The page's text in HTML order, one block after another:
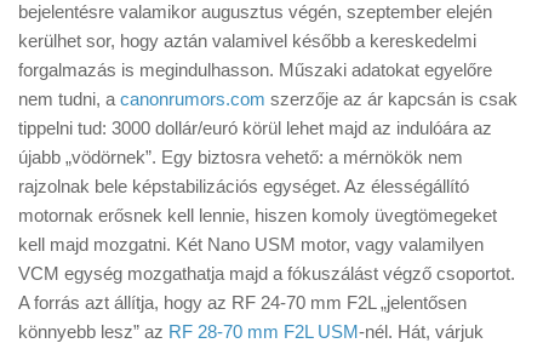
Helyszíni Riport
E-BB
bejelentésre valamikor augusztus végén, szeptember elején
kerülhet sor, hogy aztán valamivel később a kereskedelmi
forgalmazás is megindulhasson. Műszaki adatokat egyelőre
nem tudni, a canonrumors.com szerzője az ár kapcsán is csak
tippelni tud: 3000 dollár/euró körül lehet majd az indulóára az
újabb „vödörnek”. Egy biztosra vehető: a mérnökök nem
rajzolnak bele képstabilizációs egységet. Az élességállító
motornak erősnek kell lennie, hiszen komoly üvegtömegeket
kell majd mozgatni. Két Nano USM motor, vagy valamilyen
VCM egység mozgathatja majd a fókuszálást végző csoportot.
A forrás azt állítja, hogy az RF 24-70 mm F2L „jelentősen
könnyebb lesz” az RF 28-70 mm F2L USM-nél. Hát, várjuk